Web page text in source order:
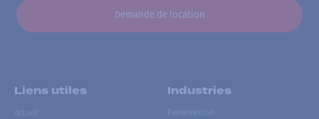
Demande de location
Liens utiles
Accueil
Industries
Événementiel